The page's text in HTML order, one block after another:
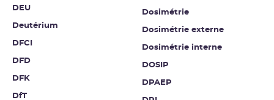
DEU
Deutérium
DFCI
DFD
DFK
DfT
Dosimétrie
Dosimétrie externe
Dosimétrie interne
DOSIP
DPAEP